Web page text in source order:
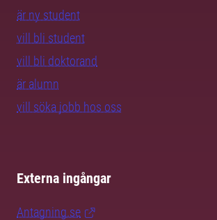
är ny student
vill bli student
vill bli doktorand
är alumn
vill söka jobb hos oss
Externa ingångar
Antagning.se